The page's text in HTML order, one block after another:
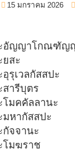
15 มกราคม 2026
ะอัญญาโกณฑัญ
ยสะ
รุเวลกัสสปะ
สารีบุตร
โมคคัลลานะ
มหากัสสปะ
กัจจานะ
โมฆราช